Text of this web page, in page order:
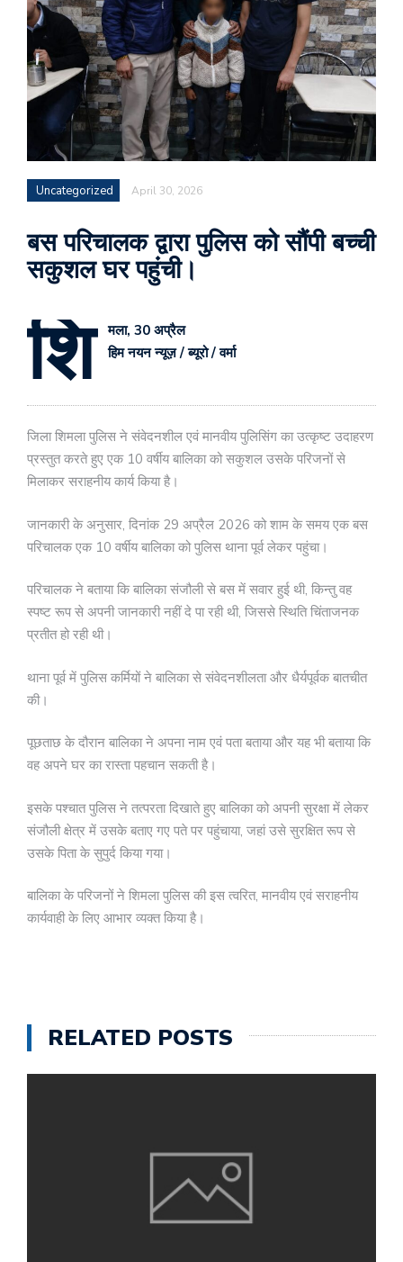
Uncategorized April 30, 2026
बस परिचालक द्वारा पुलिस को सौंपी बच्ची
सकुशल घर पहुंची।
शि
मला, 30 अप्रैल
हिम नयन न्यूज़ / ब्यूरो / वर्मा
जिला शिमला पुलिस ने संवेदनशील एवं मानवीय पुलिसिंग का उत्कृष्ट उदाहरण
प्रस्तुत करते हुए एक 10 वर्षीय बालिका को सकुशल उसके परिजनों से
मिलाकर सराहनीय कार्य किया है।
जानकारी के अनुसार, दिनांक 29 अप्रैल 2026 को शाम के समय एक बस
परिचालक एक 10 वर्षीय बालिका को पुलिस थाना पूर्व लेकर पहुंचा।
परिचालक ने बताया कि बालिका संजौली से बस में सवार हुई थी, किन्तु वह
स्पष्ट रूप से अपनी जानकारी नहीं दे पा रही थी, जिससे स्थिति चिंताजनक
प्रतीत हो रही थी।
थाना पूर्व में पुलिस कर्मियों ने बालिका से संवेदनशीलता और धैर्यपूर्वक बातचीत
की।
पूछताछ के दौरान बालिका ने अपना नाम एवं पता बताया और यह भी बताया कि
वह अपने घर का रास्ता पहचान सकती है।
इसके पश्चात पुलिस ने तत्परता दिखाते हुए बालिका को अपनी सुरक्षा में लेकर
संजौली क्षेत्र में उसके बताए गए पते पर पहुंचाया, जहां उसे सुरक्षित रूप से
उसके पिता के सुपुर्द किया गया।
बालिका के परिजनों ने शिमला पुलिस की इस त्वरित, मानवीय एवं सराहनीय
कार्यवाही के लिए आभार व्यक्त किया है।
RELATED POSTS